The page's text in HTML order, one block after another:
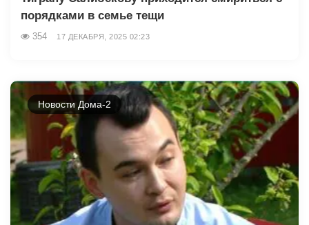
порядками в семье тещи
354 17 ДЕКАБРЯ, 2025 02:23
Новости Дома-2